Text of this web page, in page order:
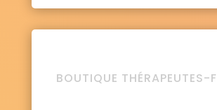
BOUTIQUE THÉRAPEUTES-